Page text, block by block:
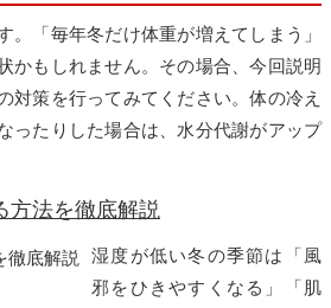
「毎年冬だけ体重が増えてしまう」
かもしれません。その場合、今回説明
対策を行ってみてください。体の冷え
ったりした場合は、水分代謝がアップ
方法を徹底解説
湿度が低い冬の季節は「風
邪をひきやすくなる」「肌